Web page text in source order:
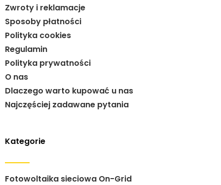
Zwroty i reklamacje
Sposoby płatności
Polityka cookies
Regulamin
Polityka prywatności
O nas
Dlaczego warto kupować u nas
Najczęściej zadawane pytania
Kategorie
Fotowoltaika sieciowa On-Grid